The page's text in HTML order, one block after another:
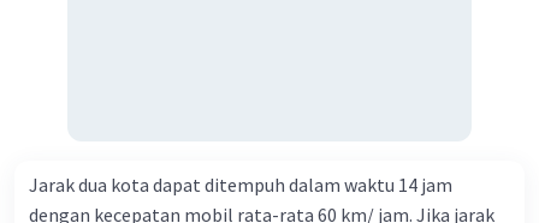
Jarak dua kota dapat ditempuh dalam waktu 14 jam
dengan kecepatan mobil rata-rata 60 km/ jam. Jika jarak